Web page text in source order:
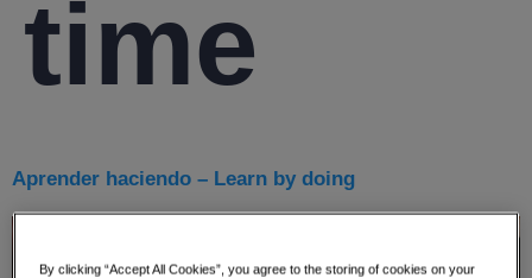
time
Aprender haciendo – Learn by doing
By clicking “Accept All Cookies”, you agree to the storing of cookies on your